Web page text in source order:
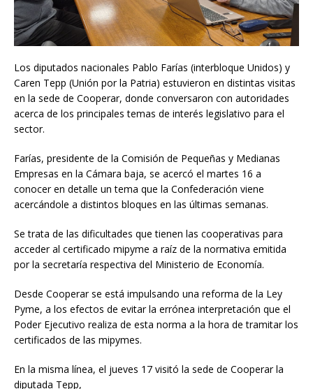
Los diputados nacionales Pablo Farías (interbloque Unidos) y
Caren Tepp (Unión por la Patria) estuvieron en distintas visitas
en la sede de Cooperar, donde conversaron con autoridades
acerca de los principales temas de interés legislativo para el
sector.
Farías, presidente de la Comisión de Pequeñas y Medianas
Empresas en la Cámara baja, se acercó el martes 16 a
conocer en detalle un tema que la Confederación viene
acercándole a distintos bloques en las últimas semanas.
Se trata de las dificultades que tienen las cooperativas para
acceder al certificado mipyme a raíz de la normativa emitida
por la secretaría respectiva del Ministerio de Economía.
Desde Cooperar se está impulsando una reforma de la Ley
Pyme, a los efectos de evitar la errónea interpretación que el
Poder Ejecutivo realiza de esta norma a la hora de tramitar los
certificados de las mipymes.
En la misma línea, el jueves 17 visitó la sede de Cooperar la
diputada Tepp,